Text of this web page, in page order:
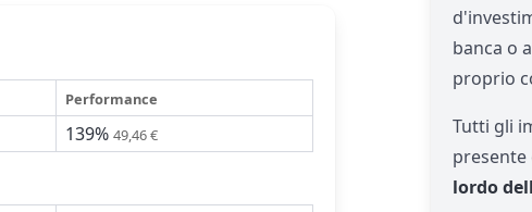
Performance
139% 49,46 €
banca o
proprio
Tutti gli
presente
lordo